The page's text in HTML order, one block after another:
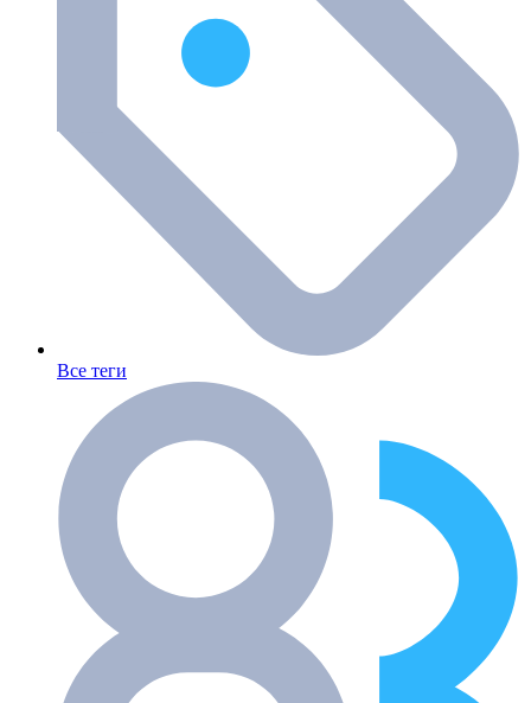
Все теги